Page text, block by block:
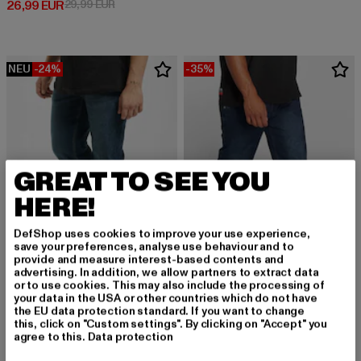
26,99 EUR
Derzeitiger Preis: 26,99 EUR
29,99 EURAktionspreis: 29,99 EUR
NEU -24%
URBAN CLASSICS
Stretch Denim
34,19 EUR
Derzeitiger Preis: 34,19 EUR
44,99 EURAktionspreis: 44,99 EUR
-35%
DANGEROUS DNGRS
Brother
38,99 EUR
Derzeitiger Preis: 38,99 EUR
59,99 EURAktionspreis:
GREAT TO SEE YOU
HERE!
DefShop uses cookies to improve your use experience,
save your preferences, analyse use behaviour and to
provide and measure interest-based contents and
advertising. In addition, we allow partners to extract data
or to use cookies. This may also include the processing of
your data in the USA or other countries which do not have
the EU data protection standard. If you want to change
this, click on "Custom settings". By clicking on "Accept" you
agree to this. Data protection